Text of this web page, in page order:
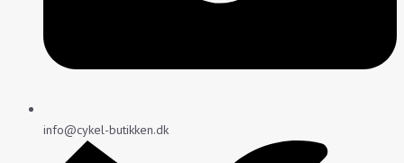
info@cykel-butikken.dk